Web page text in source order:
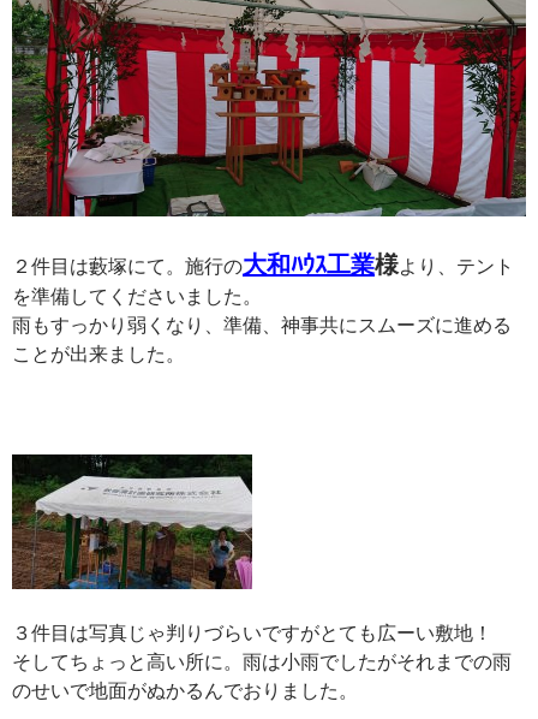
２件目は藪塚にて。施行の大和ﾊｳｽ工業様より、テント
を準備してくださいました。
雨もすっかり弱くなり、準備、神事共にスムーズに進める
ことが出来ました。
３件目は写真じゃ判りづらいですがとても広ーい敷地！
そしてちょっと高い所に。雨は小雨でしたがそれまでの雨
のせいで地面がぬかるんでおりました。